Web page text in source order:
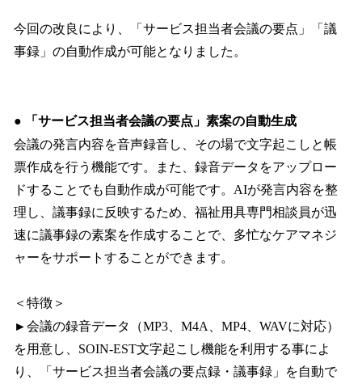
今回の改良により、「サービス担当者会議の要点」「議
事録」の自動作成が可能となりました。
●
「サービス担当者会議の要点」素案の自動生成
会議の発言内容を音声録音し、その場で文字起こしと帳
票作成を行う機能です。また、録音データをアップロー
ドすることでも自動作成が可能です。AIが発言内容を整
理し、議事録に反映するため、福祉用具専門相談員が迅
速に議事録の素案を作成することで、多忙なケアマネジ
ャーをサポートすることができます。
＜特徴＞
►会議の録音データ（MP3、M4A、MP4、WAVに対応）
を用意し、SOIN-EST文字起こし機能を利用する事によ
り、「サービス担当者会議の要点録・議事録」を自動で